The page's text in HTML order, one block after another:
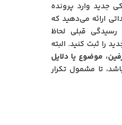
جدید وارد پرونده
ارائه می‌دهید که
رسیدگی قبلی لحاظ
را ثبت کنید. البته
موضوع یا دلایل
تا مشمول تکرار